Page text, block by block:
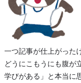
一つ記事が仕上がった
どうにこもうにも腹が
学びがある」と本当に